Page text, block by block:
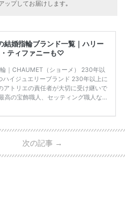
ップしてお届けします｡
結婚指輪ブランド一覧｜ハリー
ティファニーも♡
｜CHAUMET（ショーメ） 230年以
ハイジュエリーブランド 230年以上に
アトリエの責任者が大切に受け継いで
高の宝飾職人、セッティング職人な
扱っています。 至高のデザインと品
の婚約指輪 魔裟斗さんが矢沢さんに
1カラットのものです。 ショーメの価
次の記事 →